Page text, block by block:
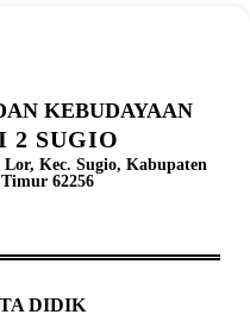
KEBUDAYAAN
2 SUGIO
Kec. Sugio, Kabupaten
62256
DIDIK